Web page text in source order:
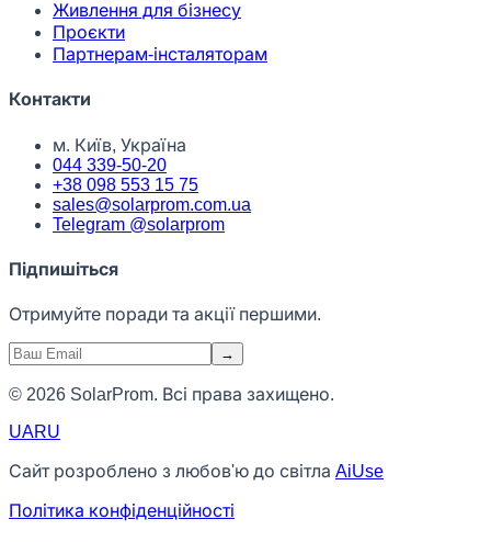
Живлення для бізнесу
Проєкти
Партнерам-інсталяторам
Контакти
м. Київ, Україна
044 339-50-20
+38 098 553 15 75
sales@solarprom.com.ua
Telegram @solarprom
Підпишіться
Отримуйте поради та акції першими.
→
© 2026 SolarProm. Всі права захищено.
UARU
Сайт розроблено з любов'ю до світла AiUse
Політика конфіденційності